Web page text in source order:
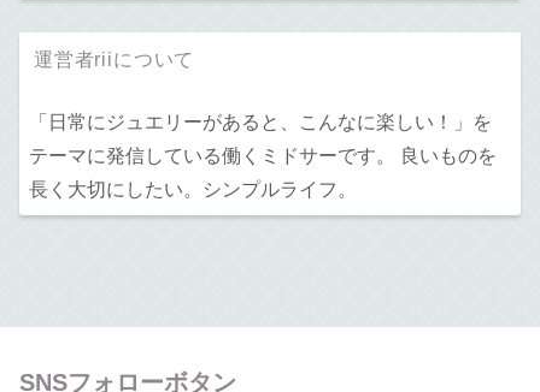
運営者riiについて
「日常にジュエリーがあると、こんなに楽しい！」を
テーマに発信している働くミドサーです。 良いものを
長く大切にしたい。シンプルライフ。
SNSフォローボタン